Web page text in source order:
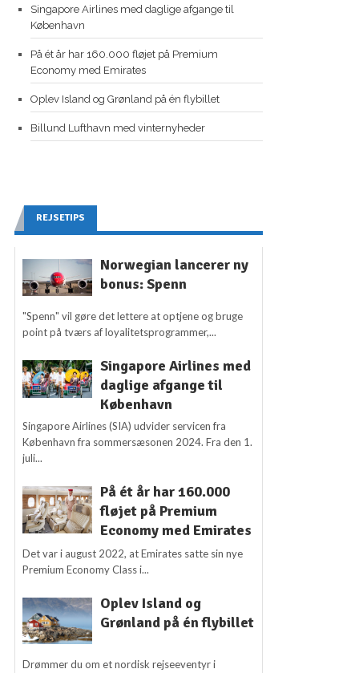
Singapore Airlines med daglige afgange til
København
På ét år har 160.000 fløjet på Premium
Economy med Emirates
Oplev Island og Grønland på én flybillet
Billund Lufthavn med vinternyheder
REJSETIPS
Norwegian lancerer ny
bonus: Spenn
"Spenn" vil gøre det lettere at optjene og bruge
point på tværs af loyalitetsprogrammer,...
Singapore Airlines med
daglige afgange til
København
Singapore Airlines (SIA) udvider servicen fra
København fra sommersæsonen 2024. Fra den 1.
juli...
På ét år har 160.000
fløjet på Premium
Economy med Emirates
Det var i august 2022, at Emirates satte sin nye
Premium Economy Class i...
Oplev Island og
Grønland på én flybillet
Drømmer du om et nordisk rejseeventyr i